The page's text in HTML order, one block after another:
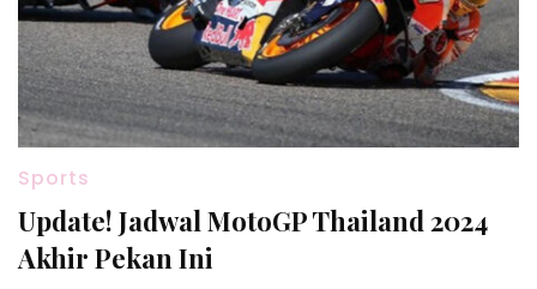
Sports
Update! Jadwal MotoGP Thailand 2024
Akhir Pekan Ini